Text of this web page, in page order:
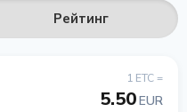
Рейтинг
1 ETC =
5.50EUR